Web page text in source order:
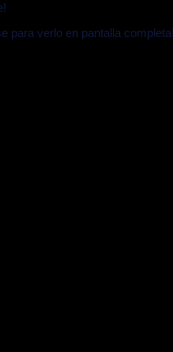
para verlo en pantalla completa!